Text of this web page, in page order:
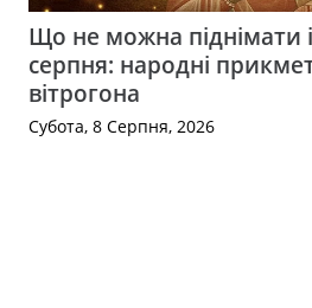
Що не можна піднімати
серпня: народні
вітрогона
Субота, 8 Серпня, 2026